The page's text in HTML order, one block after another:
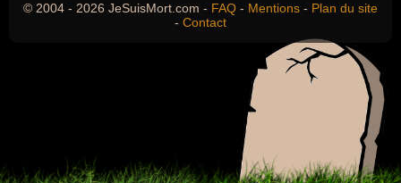
© 2004 - 2026 JeSuisMort.com - FAQ - Mentions - Plan du site
- Contact